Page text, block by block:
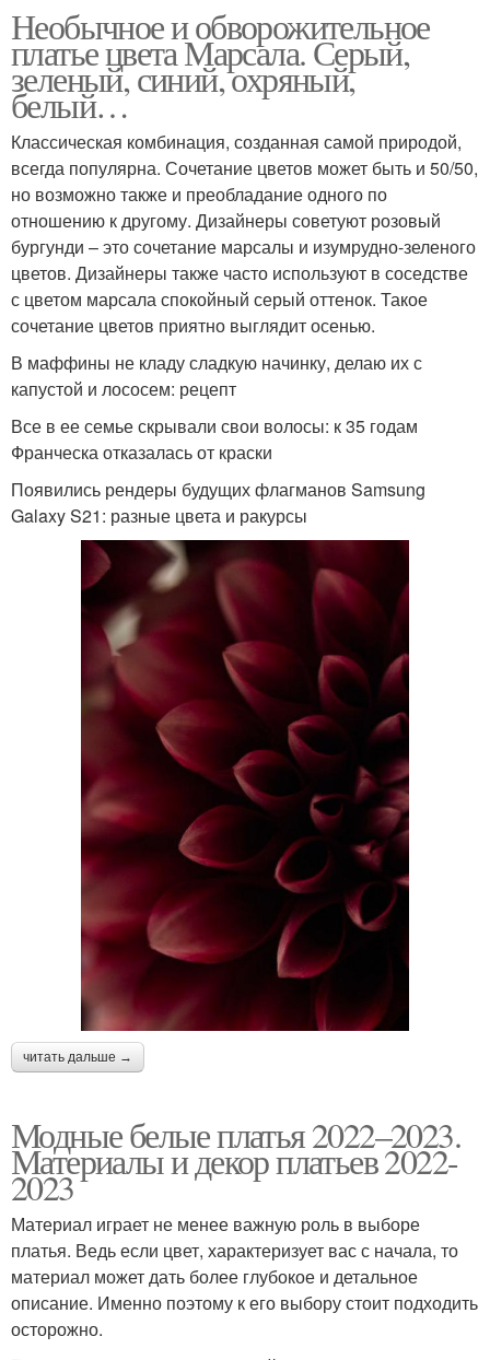
Необычное и обворожительное
платье цвета Марсала. Серый,
зеленый, синий, охряный,
белый…
Классическая комбинация, созданная самой природой,
всегда популярна. Сочетание цветов может быть и 50/50,
но возможно также и преобладание одного по
отношению к другому. Дизайнеры советуют розовый
бургунди – это сочетание марсалы и изумрудно-зеленого
цветов. Дизайнеры также часто используют в соседстве
с цветом марсала спокойный серый оттенок. Такое
сочетание цветов приятно выглядит осенью.
В маффины не кладу сладкую начинку, делаю их с
капустой и лососем: рецепт
Все в ее семье скрывали свои волосы: к 35 годам
Франческа отказалась от краски
Появились рендеры будущих флагманов Samsung
Galaxy S21: разные цвета и ракурсы
читать дальше →
Модные белые платья 2022–2023.
Материалы и декор платьев 2022-
2023
Материал играет не менее важную роль в выборе
платья. Ведь если цвет, характеризует вас с начала, то
материал может дать более глубокое и детальное
описание. Именно поэтому к его выбору стоит подходить
осторожно.